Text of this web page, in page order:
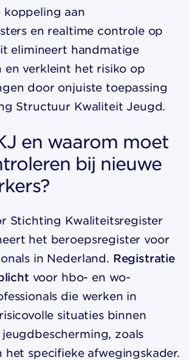
koppeling aan
en realtime controle op
elimineert handmatige
en verkleint het risiko op
door onjuiste toepassing
Structuur Kwaliteit Jeugd.
en waarom moet
bij nieuwe
Stichting Kwaliteitsregister
het beroepsregister voor
in Nederland. Registratie
voor hbo- en wo-
die werken in
situaties binnen
zoals
het specifieke afwegingskader.